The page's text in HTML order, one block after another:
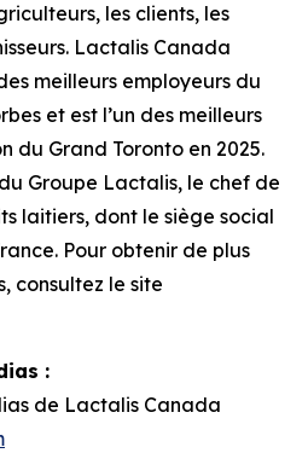
les clients, les
Lactalis Canada
meilleurs employeurs du
et est l’un des meilleurs
du Grand Toronto en 2025.
Groupe Lactalis, le chef de
laitiers, dont le siège social
Pour obtenir de plus
consultez le site
:
de Lactalis Canada